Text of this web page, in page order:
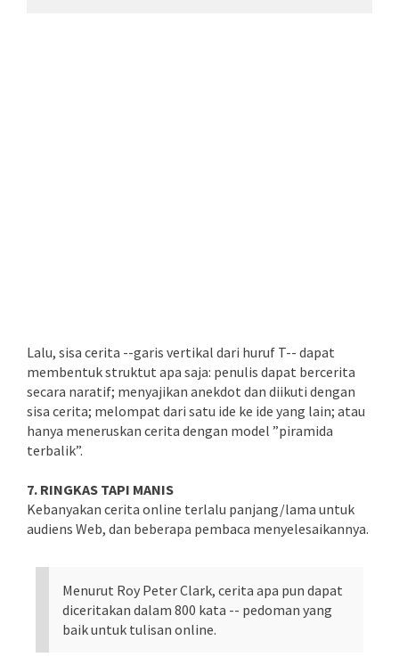
Lalu, sisa cerita --garis vertikal dari huruf T-- dapat
membentuk struktut apa saja: penulis dapat bercerita
secara naratif; menyajikan anekdot dan diikuti dengan
sisa cerita; melompat dari satu ide ke ide yang lain; atau
hanya meneruskan cerita dengan model ”piramida
terbalik”.
7. RINGKAS TAPI MANIS
Kebanyakan cerita online terlalu panjang/lama untuk
audiens Web, dan beberapa pembaca menyelesaikannya.
Menurut Roy Peter Clark, cerita apa pun dapat
diceritakan dalam 800 kata -- pedoman yang
baik untuk tulisan online.